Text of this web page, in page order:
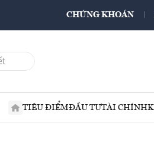
CHỨNG KHOÁN
TIÊU ĐIỂMĐẦU TƯTÀI CHÍNH